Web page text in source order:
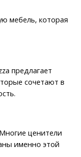
мебель, которая
предлагает
сочетают в
ценители
именно этой